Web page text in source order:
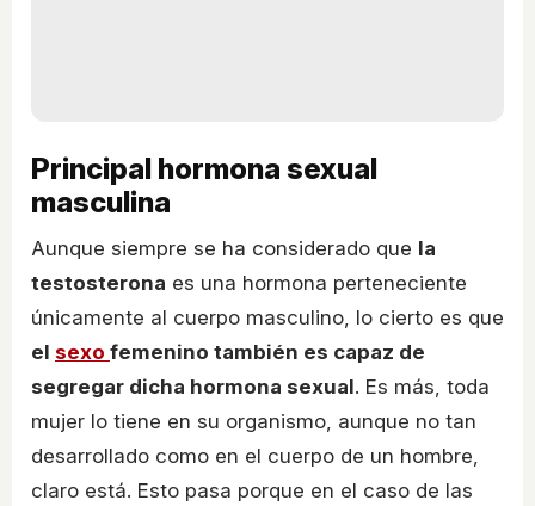
Principal hormona sexual
masculina
Aunque siempre se ha considerado que la
testosterona es una hormona perteneciente
únicamente al cuerpo masculino, lo cierto es que
el sexo femenino también es capaz de
segregar dicha hormona sexual. Es más, toda
mujer lo tiene en su organismo, aunque no tan
desarrollado como en el cuerpo de un hombre,
claro está. Esto pasa porque en el caso de las